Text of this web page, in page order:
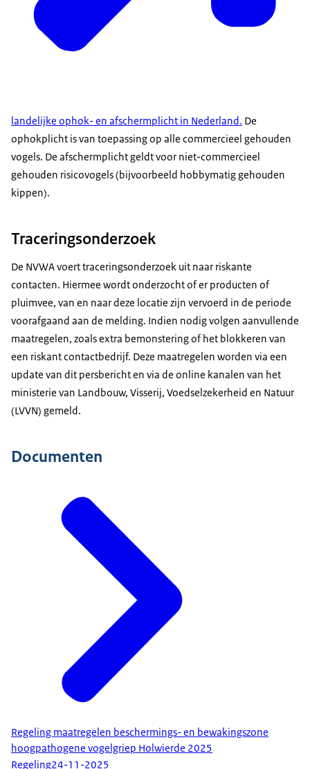
landelijke ophok- en afschermplicht in Nederland. De
ophokplicht is van toepassing op alle commercieel gehouden
vogels. De afschermplicht geldt voor niet-commercieel
gehouden risicovogels (bijvoorbeeld hobbymatig gehouden
kippen).
Traceringsonderzoek
De NVWA voert traceringsonderzoek uit naar riskante
contacten. Hiermee wordt onderzocht of er producten of
pluimvee, van en naar deze locatie zijn vervoerd in de periode
voorafgaand aan de melding. Indien nodig volgen aanvullende
maatregelen, zoals extra bemonstering of het blokkeren van
een riskant contactbedrijf. Deze maatregelen worden via een
update van dit persbericht en via de online kanalen van het
ministerie van Landbouw, Visserij, Voedselzekerheid en Natuur
(LVVN) gemeld.
Documenten
Regeling maatregelen beschermings- en bewakingszone
hoogpathogene vogelgriep Holwierde 2025
Regeling24-11-2025